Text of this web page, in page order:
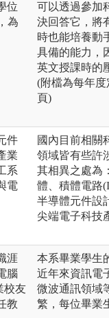
位
為
可以透過參加
決回答它，將
時也能培養動
具備的能力，
英文授課時的
(附檔為每年
頁)
件
業
系
電
國內目前相關
領域皆有些許
其相異之處為
體、積體電路
半導體元件設
尖端電子科技
涯
腦
校友
教
本系畢業學生
近年來資訊電
微波通訊領域
繁，每位畢業